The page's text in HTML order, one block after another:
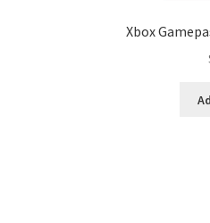
Xbox